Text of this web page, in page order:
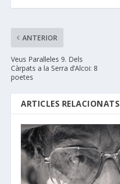
ANTERIOR
Veus Paral·leles 9. Dels
Càrpats a la Serra d’Alcoi: 8
poetes
ARTICLES RELACIONATS